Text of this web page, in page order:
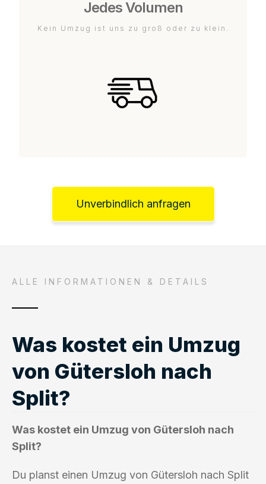
Jedes Volumen
Kein Umzug ist uns zu groß oder zu klein.
Unverbindlich anfragen
ALLE INFORMATIONEN & DETAILS
Was kostet ein Umzug
von Gütersloh nach
Split?
Was kostet ein Umzug von Gütersloh nach
Split?
Du planst einen Umzug von Gütersloh nach Split